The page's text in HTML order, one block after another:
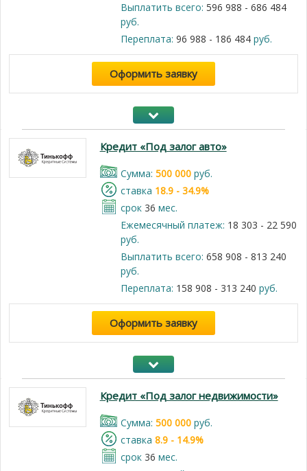
Выплатить всего: 596 988 - 686 484
руб.
Переплата: 96 988 - 186 484руб.
Оформить заявку
Кредит «Под залог авто»
Cумма: 500 000руб.
cтавка 18.9 - 34.9%
срок 36 мес.
Ежемесячный платеж: 18 303 - 22 590
руб.
Выплатить всего: 658 908 - 813 240
руб.
Переплата: 158 908 - 313 240 руб.
Оформить заявку
Кредит «Под залог недвижимости»
Cумма: 500 000руб.
cтавка 8.9 - 14.9%
срок 36 мес.